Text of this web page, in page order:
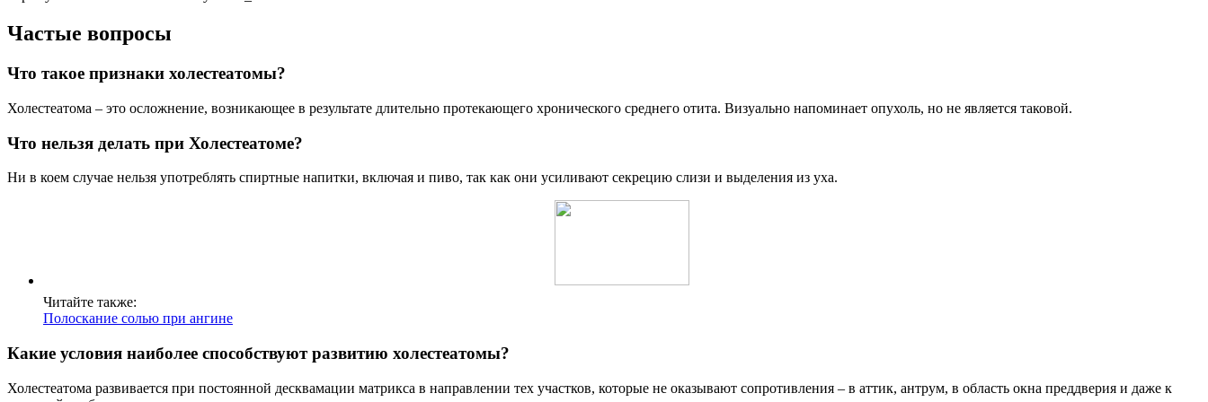
Частые вопросы
Что такое признаки холестеатомы?
Холестеатома – это осложнение, возникающее в результате длительно протекающего хронического среднего отита. Визуально напоминает опухоль, но не является таковой.
Что нельзя делать при Холестеатоме?
Ни в коем случае нельзя употреблять спиртные напитки, включая и пиво, так как они усиливают секрецию слизи и выделения из уха.
Читайте также:
Полоскание солью при ангине
Какие условия наиболее способствуют развитию холестеатомы?
Холестеатома развивается при постоянной десквамации матрикса в направлении тех участков, которые не оказывают сопротивления – в аттик, антрум, в область окна преддверия и даже к